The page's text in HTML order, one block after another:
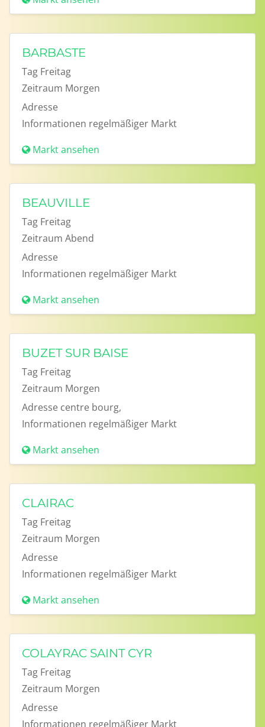
BARBASTE
Tag Freitag
Zeitraum Morgen
Adresse
Informationen regelmäßiger Markt
Markt ansehen
BEAUVILLE
Tag Freitag
Zeitraum Abend
Adresse
Informationen regelmäßiger Markt
Markt ansehen
BUZET SUR BAISE
Tag Freitag
Zeitraum Morgen
Adresse centre bourg,
Informationen regelmäßiger Markt
Markt ansehen
CLAIRAC
Tag Freitag
Zeitraum Morgen
Adresse
Informationen regelmäßiger Markt
Markt ansehen
COLAYRAC SAINT CYR
Tag Freitag
Zeitraum Morgen
Adresse
Informationen regelmäßiger Markt